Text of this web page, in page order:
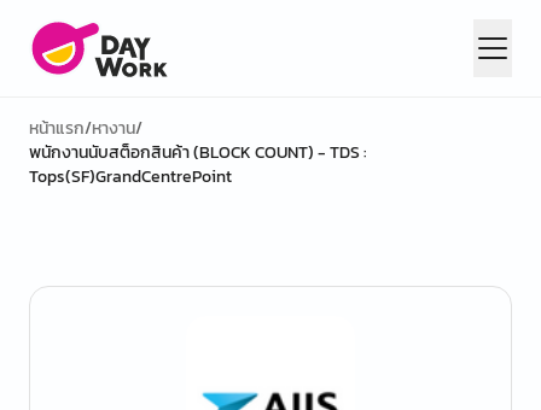
หน้าแรก/หางาน/
พนักงานนับสต็อกสินค้า (BLOCK COUNT) - TDS :
Tops(SF)GrandCentrePoint